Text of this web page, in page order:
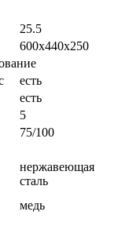
25.5
600x440x250
есть
есть
5
75/100
нержавеющая
сталь
медь